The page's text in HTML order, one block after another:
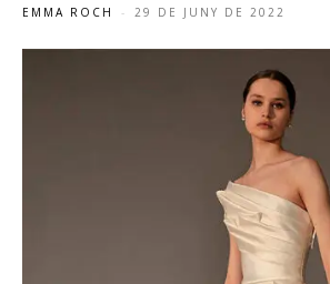
EMMA ROCH - 29 DE JUNY DE 2022